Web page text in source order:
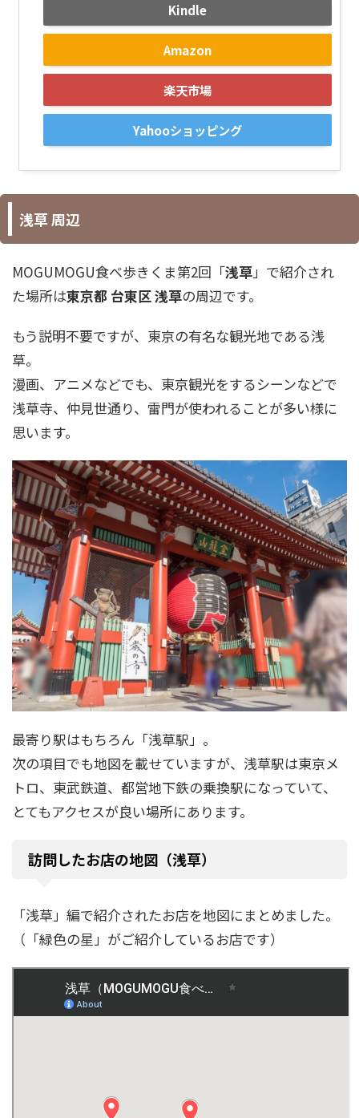
Kindle
Amazon
楽天市場
Yahooショッピング
浅草 周辺
MOGUMOGU食べ歩きくま第2回「浅草」で紹介され
た場所は東京都 台東区 浅草の周辺です。
もう説明不要ですが、東京の有名な観光地である浅
草。
漫画、アニメなどでも、東京観光をするシーンなどで
浅草寺、仲見世通り、雷門が使われることが多い様に
思います。
最寄り駅はもちろん「浅草駅」。
次の項目でも地図を載せていますが、浅草駅は東京メ
トロ、東武鉄道、都営地下鉄の乗換駅になっていて、
とてもアクセスが良い場所にあります。
訪問したお店の地図（浅草）
「浅草」編で紹介されたお店を地図にまとめました。
（「緑色の星」がご紹介しているお店です）